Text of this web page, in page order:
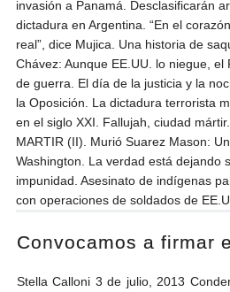
invasión a Panamá. Desclasificarán
dictadura en Argentina. “En el
real”, dice Mujica. Una historia de
Chávez: Aunque EE.UU. lo niegue, el
de guerra. El día de la justicia y la
la Oposición. La dictadura terrorista
en el siglo XXI. Fallujah, ciudad
MARTIR (II). Murió Suarez Mason:
Washington. La verdad está dejando
impunidad. Asesinato de indígenas
con operaciones de soldados de
Convocamos a firmar
Stella Calloni 3 de julio, 2013